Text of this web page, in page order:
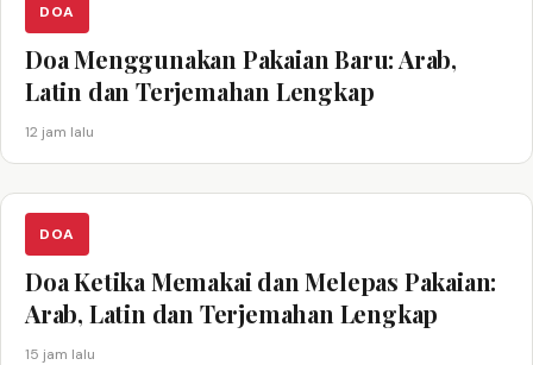
DOA
Doa Menggunakan Pakaian Baru: Arab,
Latin dan Terjemahan Lengkap
12 jam lalu
DOA
Doa Ketika Memakai dan Melepas Pakaian:
Arab, Latin dan Terjemahan Lengkap
15 jam lalu